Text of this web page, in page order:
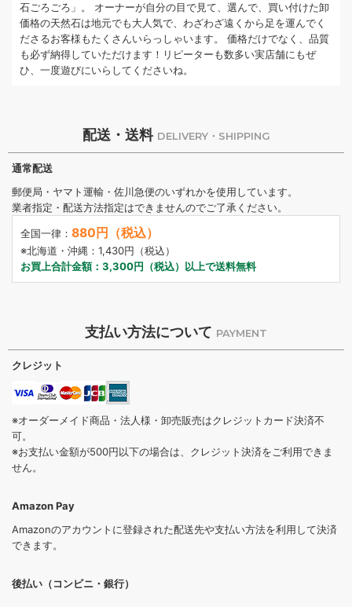
石ごろごろ」。 オーナーが自分の目で見て、選んで、買い付けた卸
価格の天然石は地元でも大人気で、わざわざ遠くから足を運んでく
ださるお客様もたくさんいらっしゃいます。 価格だけでなく、品質
も必ず納得していただけます！リピーターも数多い実店舗にもぜ
ひ、一度遊びにいらしてくださいね。
配送・送料 DELIVERY・SHIPPING
通常配送
郵便局・ヤマト運輸・佐川急便のいずれかを使用しています。
業者指定・配送方法指定はできませんのでご了承ください。
全国一律： 880円（税込）
※北海道・沖縄：1,430円（税込）
お買上合計金額：3,300円（税込）以上で送料無料
支払い方法について PAYMENT
クレジット
※オーダーメイド商品・法人様・卸売販売はクレジットカード決済不
可。
※お支払い金額が500円以下の場合は、クレジット決済をご利用できま
せん。
Amazon Pay
Amazonのアカウントに登録された配送先や支払い方法を利用して決済
できます。
後払い（コンビニ・銀行）